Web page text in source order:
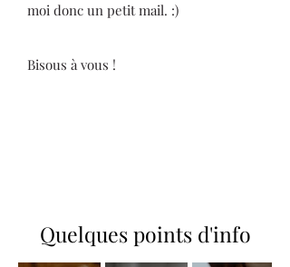
moi donc un petit mail. :)
Bisous à vous !
Quelques points d'info